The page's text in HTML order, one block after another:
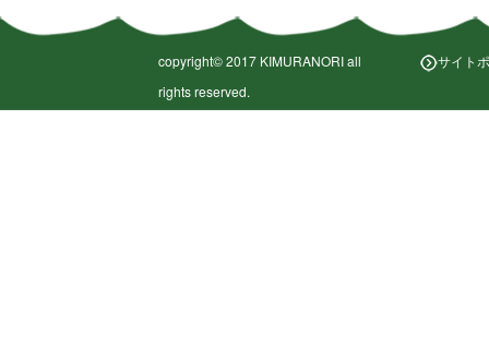
copyright©︎ 2017 KIMURANORI all
rights reserved.
サイト